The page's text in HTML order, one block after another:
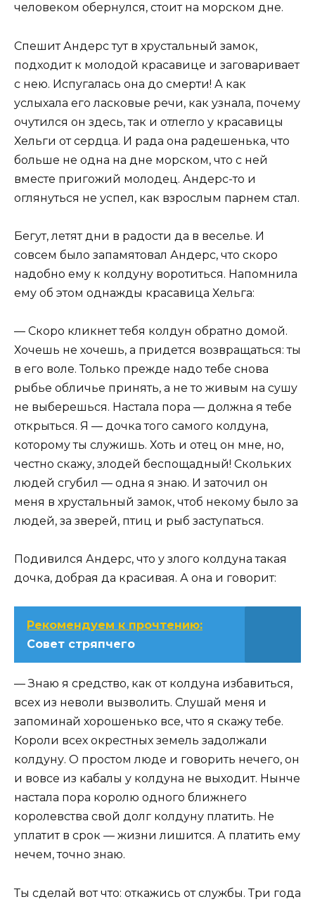
человеком обернулся, стоит на морском дне.
Спешит Андерс тут в хрустальный замок,
подходит к молодой красавице и заговаривает
с нею. Испугалась она до смерти! А как
услыхала его ласковые речи, как узнала, почему
очутился он здесь, так и отлегло у красавицы
Хельги от сердца. И рада она радешенька, что
больше не одна на дне морском, что с ней
вместе пригожий молодец. Андерс-то и
оглянуться не успел, как взрослым парнем стал.
Бегут, летят дни в радости да в веселье. И
совсем было запамятовал Андерс, что скоро
надобно ему к колдуну воротиться. Напомнила
ему об этом однажды красавица Хельга:
— Скоро кликнет тебя колдун обратно домой.
Хочешь не хочешь, а придется возвращаться: ты
в его воле. Только прежде надо тебе снова
рыбье обличье принять, а не то живым на сушу
не выберешься. Настала пора — должна я тебе
открыться. Я — дочка того самого колдуна,
которому ты служишь. Хоть и отец он мне, но,
честно скажу, злодей беспощадный! Скольких
людей сгубил — одна я знаю. И заточил он
меня в хрустальный замок, чтоб некому было за
людей, за зверей, птиц и рыб заступаться.
Подивился Андерс, что у злого колдуна такая
дочка, добрая да красивая. А она и говорит:
Рекомендуем к прочтению:
Совет стряпчего
— Знаю я средство, как от колдуна избавиться,
всех из неволи вызволить. Слушай меня и
запоминай хорошенько все, что я скажу тебе.
Короли всех окрестных земель задолжали
колдуну. О простом люде и говорить нечего, он
и вовсе из кабалы у колдуна не выходит. Нынче
настала пора королю одного ближнего
королевства свой долг колдуну платить. Не
уплатит в срок — жизни лишится. А платить ему
нечем, точно знаю.
Ты сделай вот что: откажись от службы. Три года